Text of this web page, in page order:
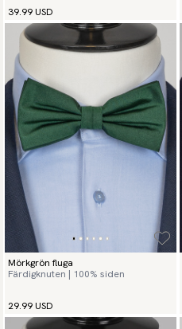
39.99 USD
Mörkgrön fluga
Färdigknuten | 100% siden
29.99 USD